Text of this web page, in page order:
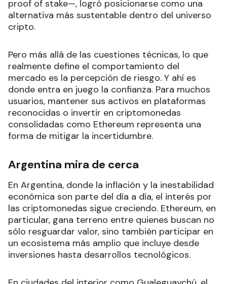
proof of stake—, logró posicionarse como una
alternativa más sustentable dentro del universo
cripto.
Pero más allá de las cuestiones técnicas, lo que
realmente define el comportamiento del
mercado es la percepción de riesgo. Y ahí es
donde entra en juego la confianza. Para muchos
usuarios, mantener sus activos en plataformas
reconocidas o invertir en criptomonedas
consolidadas como Ethereum representa una
forma de mitigar la incertidumbre.
Argentina mira de cerca
En Argentina, donde la inflación y la inestabilidad
económica son parte del día a día, el interés por
las criptomonedas sigue creciendo. Ethereum, en
particular, gana terreno entre quienes buscan no
sólo resguardar valor, sino también participar en
un ecosistema más amplio que incluye desde
inversiones hasta desarrollos tecnológicos.